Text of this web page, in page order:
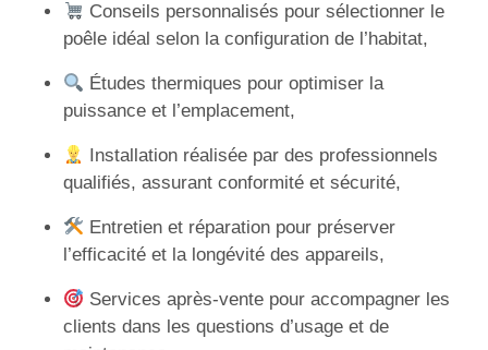
Conseils personnalisés pour sélectionner le
poêle idéal selon la configuration de l’habitat,
Études thermiques pour optimiser la
puissance et l’emplacement,
Installation réalisée par des professionnels
qualifiés, assurant conformité et sécurité,
Entretien et réparation pour préserver
l’efficacité et la longévité des appareils,
Services après-vente pour accompagner les
clients dans les questions d’usage et de